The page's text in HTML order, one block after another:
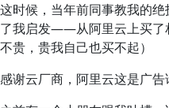
这时候，当年前同事教我的
了我启发——从阿里云上买了
不贵，贵我自己也买不起）
感谢云厂商，阿里云这是广告